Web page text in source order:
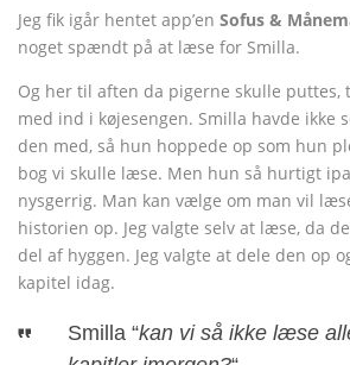
Jeg fik igår hentet app’en Sofus &
noget spændt på at læse for Smilla.
Og her til aften da pigerne skulle puttes,
med ind i køjesengen. Smilla havde ikke
den med, så hun hoppede op som hun
bog vi skulle læse. Men hun så hurtigt
nysgerrig. Man kan vælge om man vil
historien op. Jeg valgte selv at læse, da
del af hyggen. Jeg valgte at dele den op
kapitel idag.
Smilla “kan vi så ikke læse